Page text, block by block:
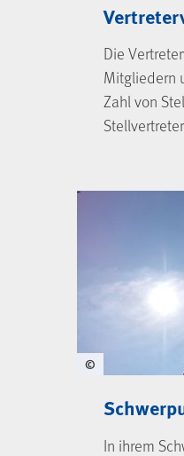
Die
Mitgliedern
Zahl von
©
In ihrem